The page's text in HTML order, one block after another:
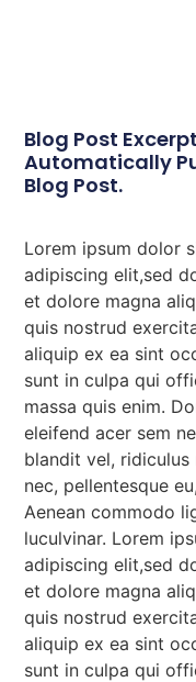
Blog Post
Automatically
Blog Post.
Lorem ipsum dolor
adipiscing elit,sed
et dolore magna
quis nostrud
aliquip ex ea sint
sunt in culpa qui
massa quis enim.
eleifend acer sem
blandit vel, ridiculus
nec, pellentesque
Aenean commodo
luculvinar. Lorem
adipiscing elit,sed
et dolore magna
quis nostrud
aliquip ex ea sint
sunt in culpa qui